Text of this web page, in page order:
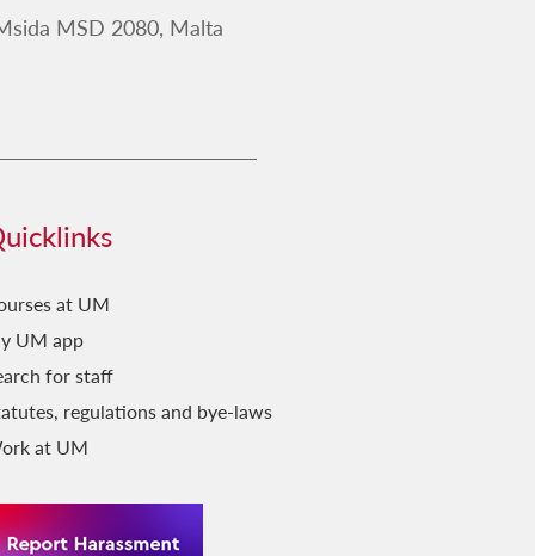
Il-Belt Valletta
Il-Ħabbara
Il-Kelma fil-Kant
Il-Ktieb l-Ieħor
Il-Malti fit-Traduzzjoni
Il-Malti Llum: Ideat ta' Żmienna
Il-Maltin Min Huma?
Il-Pluraliżmu fix-Xandir
MSD 2080, Malta
at UM
UM app
for staff
regulations and bye-laws
at UM